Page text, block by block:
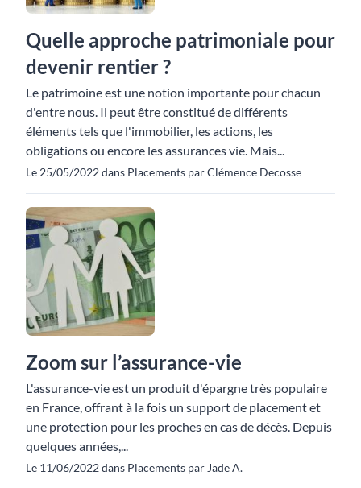
Quelle approche patrimoniale pour
devenir rentier ?
Le patrimoine est une notion importante pour chacun
d'entre nous. Il peut être constitué de différents
éléments tels que l'immobilier, les actions, les
obligations ou encore les assurances vie. Mais...
Le 25/05/2022 dans Placements par Clémence Decosse
Zoom sur l’assurance-vie
L'assurance-vie est un produit d'épargne très populaire
en France, offrant à la fois un support de placement et
une protection pour les proches en cas de décès. Depuis
quelques années,...
Le 11/06/2022 dans Placements par Jade A.